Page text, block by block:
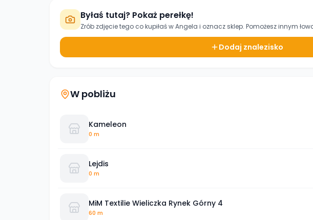
Byłaś tutaj? Pokaż perełkę!
Zrób zdjęcie tego co kupiłaś wAngela i oznacz sklep. Pomożesz innym
Dodaj znalezisko
W pobliżu
Kameleon
0 m
Lejdis
0 m
MiM Textilie Wieliczka Rynek Górny 4
60 m